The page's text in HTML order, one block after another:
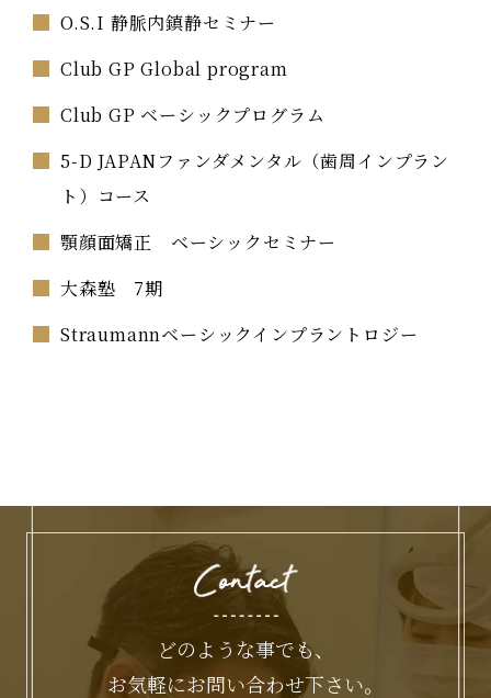
O.S.I 静脈内鎮静セミナー
Club GP Global program
Club GP ベーシックプログラム
5-D JAPANファンダメンタル（歯周インプラン
ト）コース
顎顔面矯正 ベーシックセミナー
大森塾 7期
Straumannベーシックインプラントロジー
どのような事でも、
お気軽にお問い合わせ下さい。